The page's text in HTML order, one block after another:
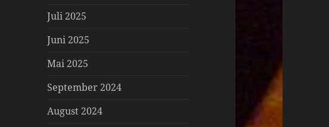
Juli 2025
Juni 2025
Mai 2025
September 2024
August 2024